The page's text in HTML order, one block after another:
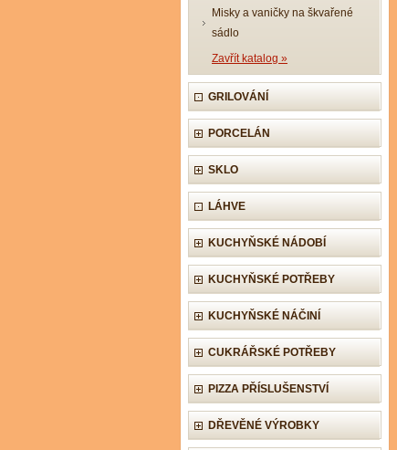
Misky a vaničky na škvařené
sádlo
Zavřít katalog »
GRILOVÁNÍ
PORCELÁN
SKLO
LÁHVE
KUCHYŇSKÉ NÁDOBÍ
KUCHYŇSKÉ POTŘEBY
KUCHYŇSKÉ NÁČINÍ
CUKRÁŘSKÉ POTŘEBY
PIZZA PŘÍSLUŠENSTVÍ
DŘEVĚNÉ VÝROBKY